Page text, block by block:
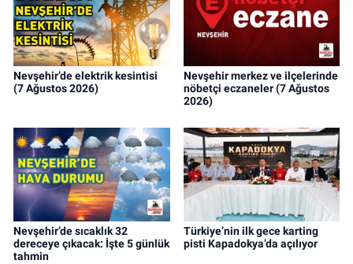
Nevşehir’de elektrik kesintisi
(7 Ağustos 2026)
Nevşehir merkez ve ilçelerinde
nöbetçi eczaneler (7 Ağustos
2026)
Nevşehir’de sıcaklık 32
dereceye çıkacak: İşte 5 günlük
tahmin
Türkiye’nin ilk gece karting
pisti Kapadokya’da açılıyor